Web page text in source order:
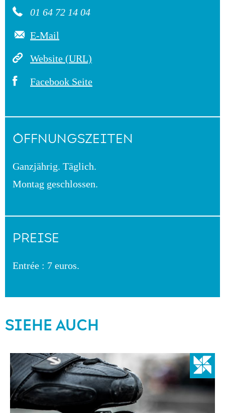
01 64 72 14 04
E-Mail
Website (URL)
Facebook Seite
ÖFFNUNGSZEITEN
Ganzjährig. Täglich.
Montag geschlossen.
PREISE
Entrée : 7 euros.
SIEHE AUCH